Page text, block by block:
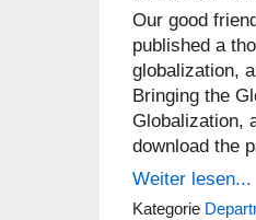
Our good
published a
globalization,
Bringing the
Globalization,
download the
Weiter lesen...
Kategorie